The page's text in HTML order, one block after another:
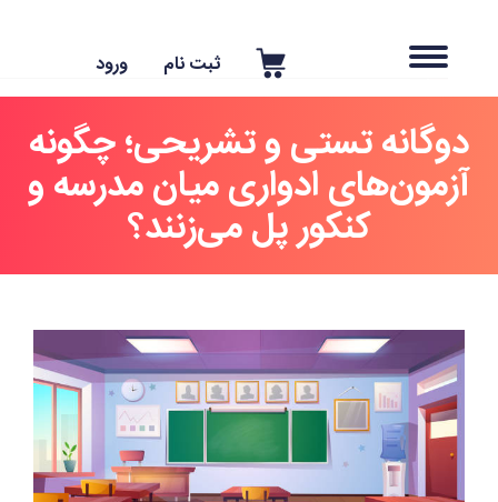
ثبت نام
تستی و تشریحی؛ چگونه
ادواری میان مدرسه و
کنکور پل می‌زنند؟